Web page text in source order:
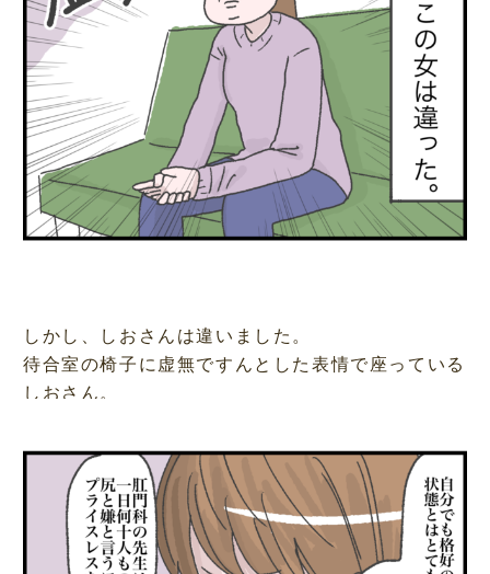
しかし、しおさんは違いました。
待合室の椅子に虚無ですんとした表情で座っている
しおさん。